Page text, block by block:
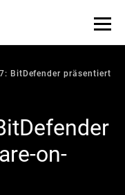
BitDefender präsentiert
on-